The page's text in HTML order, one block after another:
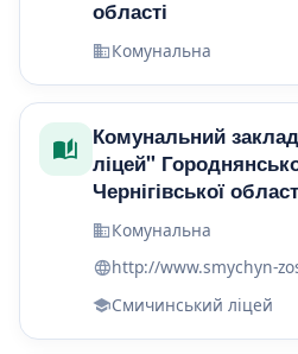
області
Комунальна
Комунальний
ліцей"
Чернігівської
Комунальна
http://www.smychyn-
Смичинський ліцей